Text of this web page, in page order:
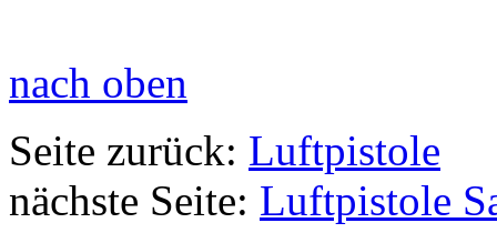
nach oben
Seite zurück: Luftpistole
nächste Seite: Luftpistole